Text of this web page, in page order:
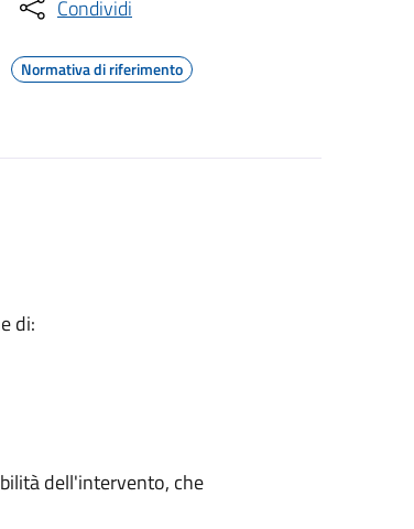
Condividi
Normativa di riferimento
di:
dell'intervento, che